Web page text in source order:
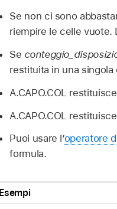
Se non ci sono
riempire le celle vuote.
Se
restituita in una singola
A.CAPO.COL
A.CAPO.COL
Puoi usare l’operatore
formula.
Esempi